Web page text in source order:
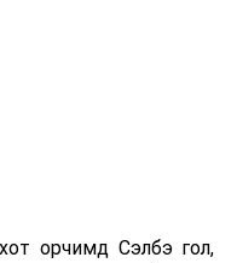
орчимд Сэлбэ гол,